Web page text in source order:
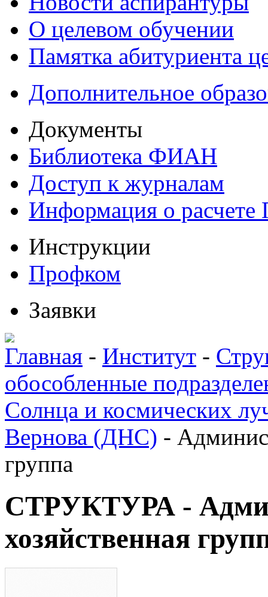
О целевом обучении
Памятка абитуриента
Дополнительное
Документы
Библиотека ФИАН
Доступ к журналам
Информация о
Инструкции
Профком
Заявки
Главная - Институт -
обособленные
Солнца и космических
Вернова (ДНС) -
группа
СТРУКТУРА -
хозяйственная